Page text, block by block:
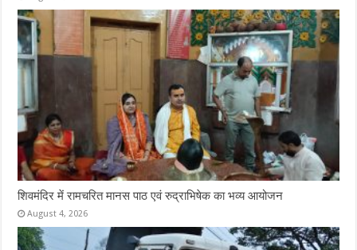
शिवमंदिर में रामचरित मानस पाठ एवं रुद्राभिषेक का भव्य आयोजन
August 4, 2026